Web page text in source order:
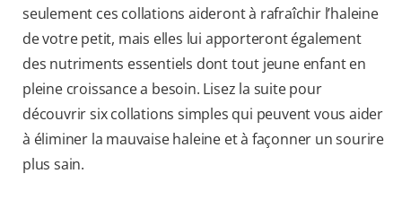
seulement ces collations aideront à rafraîchir l’haleine
de votre petit, mais elles lui apporteront également
des nutriments essentiels dont tout jeune enfant en
pleine croissance a besoin. Lisez la suite pour
découvrir six collations simples qui peuvent vous aider
à éliminer la mauvaise haleine et à façonner un sourire
plus sain.